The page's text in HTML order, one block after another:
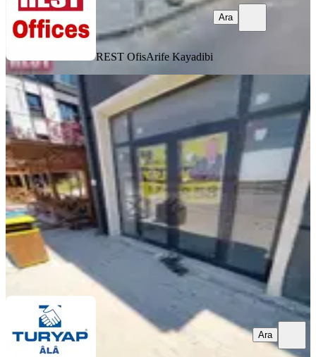
REST OfisArife Kayadibi
Ara
ÖNE ÇIKAN
Turyap Ala'dan Toki Konutlarında
Kiralık İş Yeri
İstanbul, Arnavutköy
2 Oda · 50 m²·Düz Giriş (Zemin)· 29.06.2026
62.500 ₺
TURYAP ÂLÂ Murat Salihoğulları
Ara